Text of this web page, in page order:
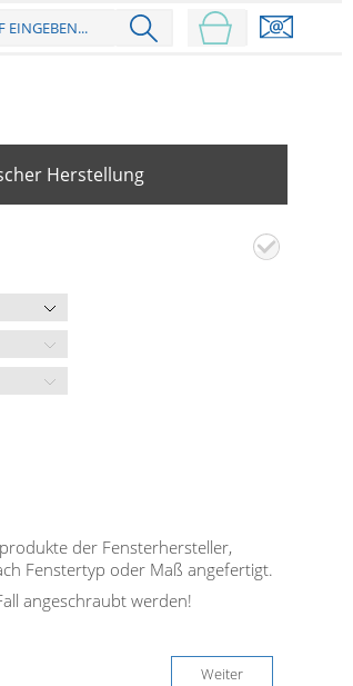
Herstellung
der Fensterhersteller,
Fenstertyp oder Maß angefertigt.
angeschraubt werden!
Weiter